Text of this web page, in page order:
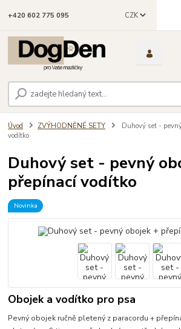
CZK
+420 602 775 095
Úvod ZVÝHODNĚNÉ SETY
Duhový set -
vodítko
Duhový set - pevný
přepínací vodítko
Novinka
Obojek a vodítko pro psa
Pevný obojek ručně pletený z paracordu +